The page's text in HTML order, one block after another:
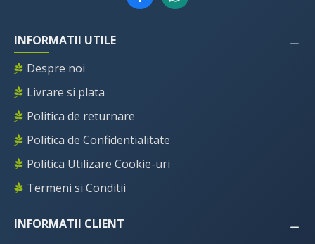
INFORMATII UTILE
Despre noi
Livrare si plata
Politica de returnare
Politica de Confidentialitate
Politica Utilizare Cookie-uri
Termeni si Conditii
INFORMATII CLIENT